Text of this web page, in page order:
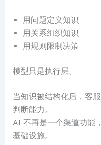
用问题定义知识
用关系组织知识
用规则限制决策
模型只是执行层。
当知识被结构化后，客
判断能力。
AI 不再是一个渠道功能
基础设施。